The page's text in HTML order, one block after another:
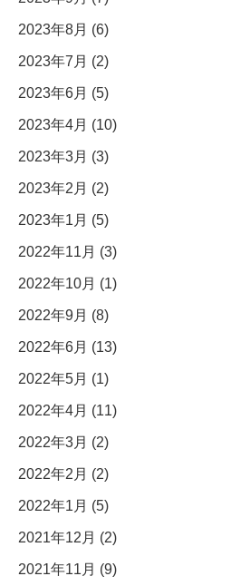
2023年8月 (6)
2023年7月 (2)
2023年6月 (5)
2023年4月 (10)
2023年3月 (3)
2023年2月 (2)
2023年1月 (5)
2022年11月 (3)
2022年10月 (1)
2022年9月 (8)
2022年6月 (13)
2022年5月 (1)
2022年4月 (11)
2022年3月 (2)
2022年2月 (2)
2022年1月 (5)
2021年12月 (2)
2021年11月 (9)